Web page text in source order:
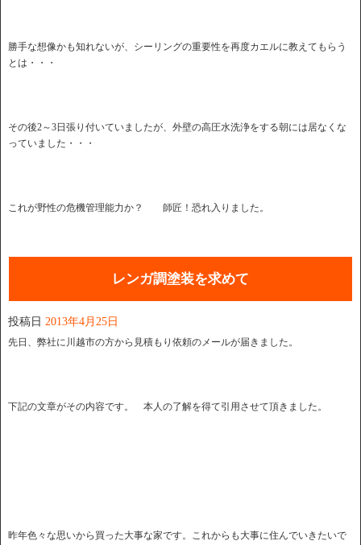
勝手な想像かも知れないが、シーリングの重要性を再度カエルに教えてもらう
とは・・・
その後2～3日張り付いていましたが、外壁の高圧水洗浄をする朝には居なくな
っていました・・・
これが野性の危機管理能力か？ 師匠！恐れ入りました。
レンガ調塗装を求めて
投稿日 2013年4月25日
先日、弊社に川越市の方から見積もり依頼のメールが届きました。
下記の文章がその内容です。 本人の了解を得て引用させて頂きました。
昨年色々な思いから買った大事な家です。これからも大事に住んでいきたいで